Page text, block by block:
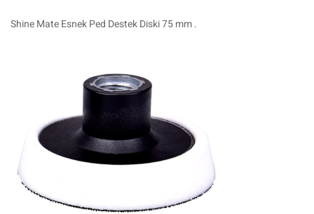
Shine Mate Esnek Ped Destek Diski 75 mm .